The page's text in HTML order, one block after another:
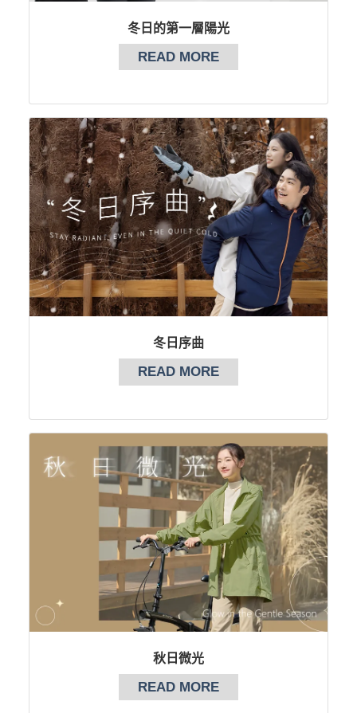
冬日的第一層陽光
READ MORE
冬日序曲
READ MORE
秋日微光
READ MORE